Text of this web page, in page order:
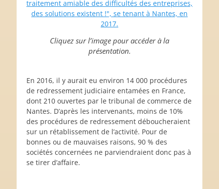
Cliquez sur l’image pour accéder à la
présentation.
En 2016, il y aurait eu environ 14 000 procédures
de redressement judiciaire entamées en France,
dont 210 ouvertes par le tribunal de commerce de
Nantes. D’après les intervenants, moins de 10%
des procédures de redressement déboucheraient
sur un rétablissement de l’activité. Pour de
bonnes ou de mauvaises raisons, 90 % des
sociétés concernées ne parviendraient donc pas à
se tirer d’affaire.